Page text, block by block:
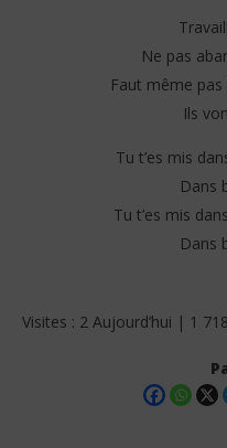
Ne pas
Faut même
Ils
Tu t’es mis
Dans
Tu t’es mis
Dans
Visites : 2 Aujourd’hui | 1